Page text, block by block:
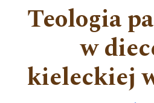
Teologia
w
kieleckiej